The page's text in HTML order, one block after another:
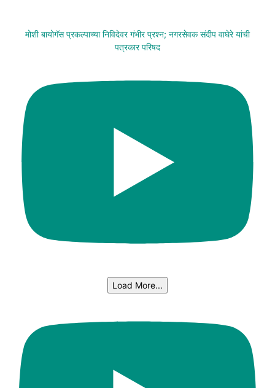
मोशी बायोगॅस प्रकल्पाच्या निविदेवर गंभीर प्रश्न; नगरसेवक संदीप वाघेरे यांची
पत्रकार परिषद
Load More...